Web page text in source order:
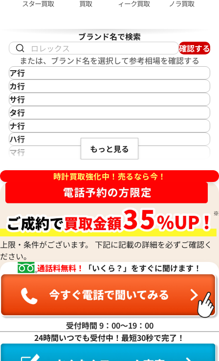
スター買取
買取
ィーク買取
ノラ買取
ブランド名で検索
確認する
または、ブランド名を選択して参考相場を確認する
ア行
IKEPOD
アイクポッド
IWC
アイダブリューシー
Azimuth
アジムース
ANONIMO
Alain Silberstein
アラン・シルベスタイン
Armand Nicolet
アルマン・ニコレ
WALTHAM
ウォルサム
HUBLOT
ウブロ
ETERNA
エテルナ
EDOX
エドックス
EBERHARD
エベラール
EBEL
エベル
カ行
CASIO
カシオ
Cartier
カルティエ
Gaga Milano
ガガミラノ
Quinting
クインティング
Cuervo y Sobrinos
クエルボ・イ・ソブリノス
CVSTOS
クストス
Chronoswiss
クロノスイス
GUCCI
グッチ
Graham
グラハム
グランドセイコー
CORUM
コルム
Concord
サ行
Saint Laurent
サンローラン
Shellman
シェルマン
CITIZEN
シチズン
Chopard
ショパール
CHAUMET
ショーメ
Jacob & Co.
ジェイコブ
Gerald Genta
ジェラルド・ジェンタ
Jaeger-LeCoultre
ジャガー・ルクルト
Jaquet Droz
ジャケ・ドロー
Girard-Perregaux
ジラール・ペルゴ
タ行
TAG Heuer
タグ・ホイヤー
Daniel Roth
ダニエル・ロート
TUDOR
チューダー(チュードル)
ティファニー
Dior
ディオール
ナ行
NOMOS Glashütte
ノモス グラスヒュッテ
ハ行
Hamilton
Harry Winston
ハリー・ウィンストン
Patek Philippe
Panerai
パネライ
Parmigiani Fleurier
パルミジャーニ・フルリエ
Piaget
PIERRE KUNZ
ピエール・クンツ
FRANCK MULLER
フランク ミュラー
BOUCHERON
ブシュロン
マ行
MAURICE LACROIX
モーリス・ラクロア
RALPH LAUREN
ラルフ ローレン
リシャール・ミル
Louis Vuitton
ルイ・ヴィトン
Luminox
ルミノックス
Ressence
ROGER DUBUIS
ロジェ・デュブイ
ROLEX
ロレックス
LONGINES
ロンジン
もっと見る
時計買取強化中！売るなら今！
上限・条件がございます。 下記に記載の詳細を必ずご確認く
ださい。
通話料無料！
「いくら？」をすぐに聞けます！
受付時間 9：00〜19：00
24時間いつでも受付中！最短30秒で完了！